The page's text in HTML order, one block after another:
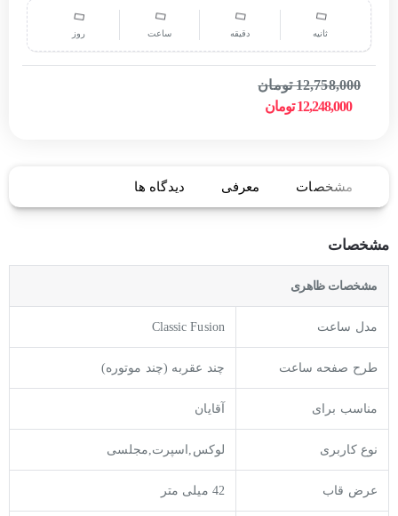
روز ساعت دقیقه ثانیه
12,248,000 تومان
12,758,000 تومان
مشخصات معرفی دیدگاه ها
مشخصات
مشخصات ظاهری
مدل ساعت Classic Fusion
طرح صفحه ساعت چند عقربه (چند موتوره)
مناسب برای آقایان
نوع کاربری لوکس,اسپرت,مجلسی
عرض قاب 42 میلی متر